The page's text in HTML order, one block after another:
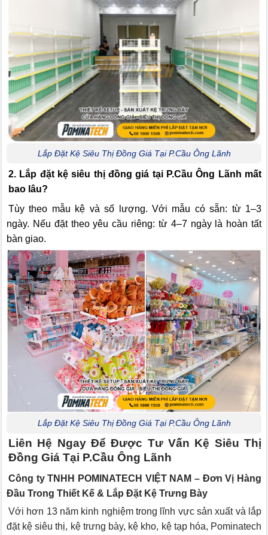
Lắp Đặt Kệ Siêu Thị Đồng Giá Tại P.Cầu Ông Lãnh
2. Lắp đặt kệ siêu thị đồng giá tại P.Cầu Ông Lãnh mất
bao lâu?
Tùy theo mẫu kệ và số lượng. Với mẫu có sẵn: từ 1–3
ngày. Nếu đặt theo yêu cầu riêng: từ 4–7 ngày là hoàn tất
bàn giao.
Lắp Đặt Kệ Siêu Thị Đồng Giá Tại P.Cầu Ông Lãnh
Liên Hệ Ngay Để Được Tư Vấn Kệ Siêu Thị
Đồng Giá Tại P.Cầu Ông Lãnh
Công ty TNHH POMINATECH VIỆT NAM – Đơn Vị Hàng
Đầu Trong Thiết Kế & Lắp Đặt Kệ Trưng Bày
Với hơn 13 năm kinh nghiệm trong lĩnh vực sản xuất và lắp
đặt kệ siêu thị, kệ trưng bày, kệ kho, kệ tạp hóa, Pominatech